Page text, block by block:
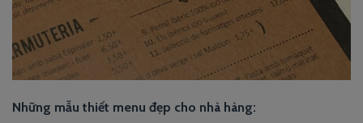
Những mẫu thiết menu đẹp cho nhà hàng: